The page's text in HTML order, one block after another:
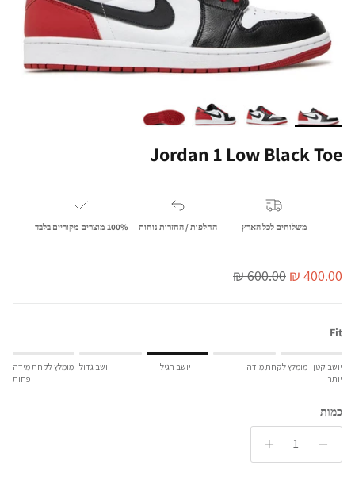
Jordan 1 Low Black Toe
משלוחים לכל הארץ החלפות / החזרות נוחות 100% מוצרים מקוריים בלבד
מחיר מבצע
400.00 ₪ מחיר מלא
600.00 ₪
Fit
Rating of 1 means יושב קטן - מומלץ לקחת מידה יותר.
Middle rating means יושב רגיל.
The rating of this product for "" is 3.
יושב קטן - מומלץ לקחת מידה
יותר
יושב רגיל
יושב גדול - מומלץ לקחת מידה
פחות
כמות